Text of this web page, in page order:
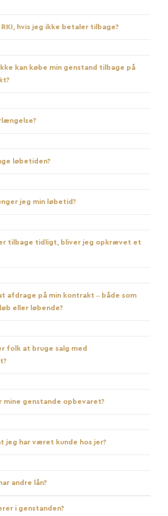
RKI, hvis jeg ikke betaler tilbage?
kan købe min genstand tilbage på
løbetiden?
jeg min løbetid?
tilbage tidligt, bliver jeg opkrævet et
afdrage på min kontrakt – både som
eller løbende?
folk at bruge salg med
mine genstande opbevaret?
jeg har været kunde hos jer?
andre lån?
i genstanden?